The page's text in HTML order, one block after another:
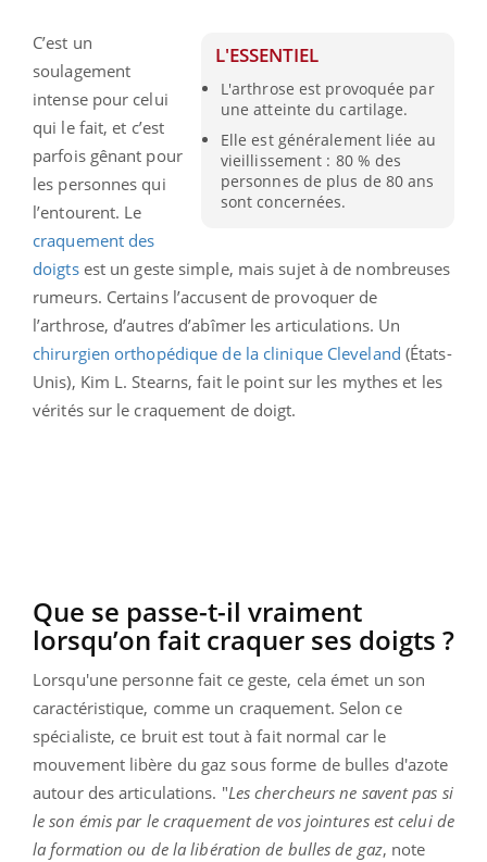
L'ESSENTIEL
L'arthrose est provoquée par
une atteinte du cartilage.
Elle est généralement liée au
vieillissement : 80 % des
personnes de plus de 80 ans
sont concernées.
C’est un
soulagement
intense pour celui
qui le fait, et c’est
parfois gênant pour
les personnes qui
l’entourent. Le
craquement des
doigtsest un geste simple, mais sujet à de nombreuses
rumeurs. Certains l’accusent de provoquer de
l’arthrose, d’autres d’abîmer les articulations. Un
chirurgien orthopédique de la clinique Cleveland (États-
Unis), Kim L. Stearns, fait le point sur les mythes et les
vérités sur le craquement de doigt.
Que se passe-t-il vraiment
lorsqu’on fait craquer ses doigts ?
Lorsqu'une personne fait ce geste, cela émet un son
caractéristique, comme un craquement. Selon ce
spécialiste, ce bruit est tout à fait normal car le
mouvement libère du gaz sous forme de bulles d'azote
autour des articulations. "Les chercheurs ne savent pas si
le son émis par le craquement de vos jointures est celui de
la formation ou de la libération de bulles de gaz, note